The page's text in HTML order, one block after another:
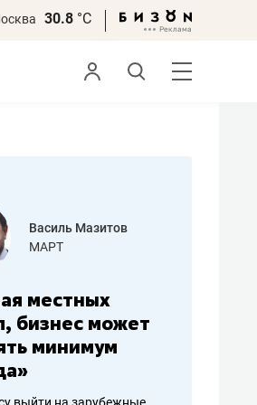
30.8 °С
Василь Мазитов
МАРТ
местных
бизнес может
минимум